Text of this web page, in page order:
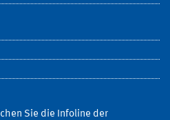
Sie die Infoline der